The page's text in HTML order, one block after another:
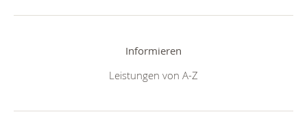
Informieren
Leistungen von A-Z